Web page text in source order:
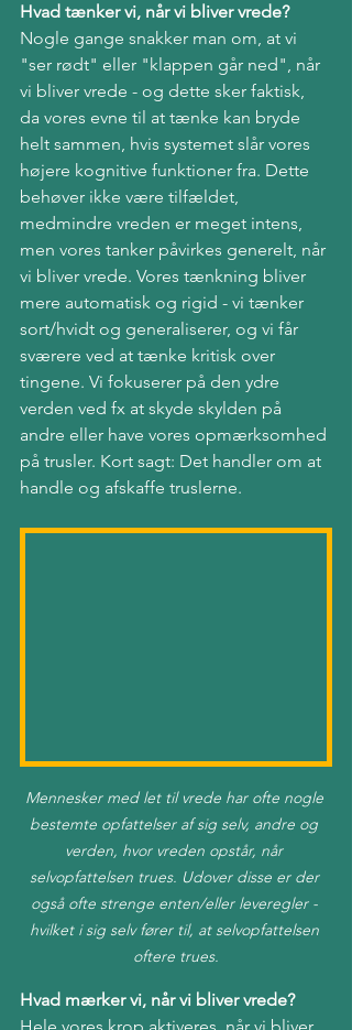
Hvad tænker vi, når vi bliver vrede?
Nogle gange snakker man om, at vi
"ser rødt" eller "klappen går ned", når
vi bliver vrede - og dette sker faktisk,
da vores evne til at tænke kan bryde
helt sammen, hvis systemet slår vores
højere kognitive funktioner fra. Dette
behøver ikke være tilfældet,
medmindre vreden er meget intens,
men vores tanker påvirkes generelt, når
vi bliver vrede. Vores tænkning bliver
mere automatisk og rigid - vi tænker
sort/hvidt og generaliserer, og vi får
sværere ved at tænke kritisk over
tingene. Vi fokuserer på den ydre
verden ved fx at skyde skylden på
andre eller have vores opmærksomhed
på trusler. Kort sagt: Det handler om at
handle og afskaffe truslerne.
Mennesker med let til vrede har ofte nogle
bestemte opfattelser af sig selv, andre og
verden, hvor vreden opstår, når
selvopfattelsen trues. Udover disse er der
også ofte strenge enten/eller leveregler -
hvilket i sig selv fører til, at selvopfattelsen
oftere trues.
Hvad mærker vi, når vi bliver vrede?